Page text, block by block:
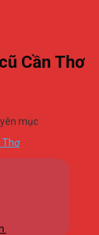
Cần Thơ
mục
Thơ